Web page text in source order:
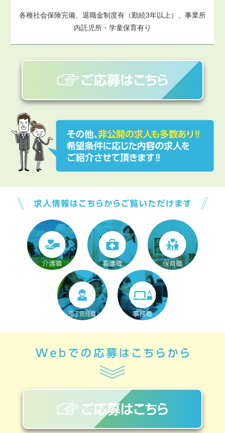
各種社会保険完備、退職金制度有（勤続3年以上）、事業所
内託児所・学童保育有り